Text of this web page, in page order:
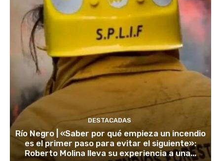
DESTACADAS
Río Negro | «Saber por qué empieza un incendio
es el primer paso para evitar el siguiente»:
Roberto Molina lleva su experiencia a una...